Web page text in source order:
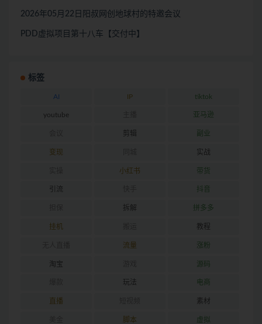
2026年05月22日阳叔网创地球村的特邀会议
PDD虚拟项目第十八车【交付中】
标签
AI IP tiktok
youtube 亚马逊
剪辑 副业
变现 实战
小红书 带货
引流 抖音
拆解 拼多多
挂机 教程
流量 涨粉
淘宝 源码
玩法 电商
直播 素材
脚本 虚拟